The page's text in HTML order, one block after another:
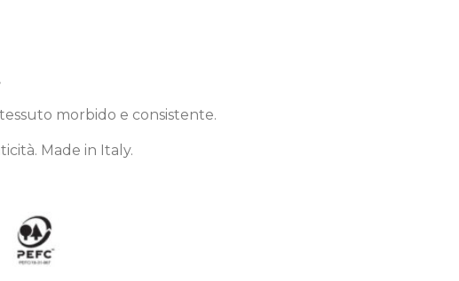
morbido e consistente.
Made in Italy.